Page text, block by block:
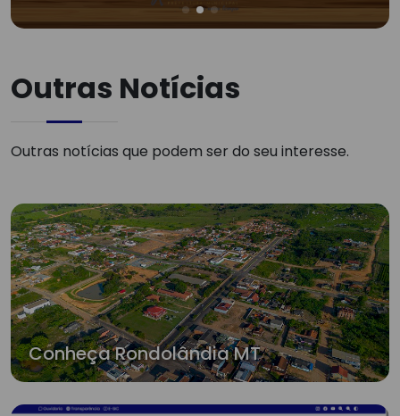
Outras Notícias
Outras notícias que podem ser do seu interesse.
Conheça Rondolândia MT